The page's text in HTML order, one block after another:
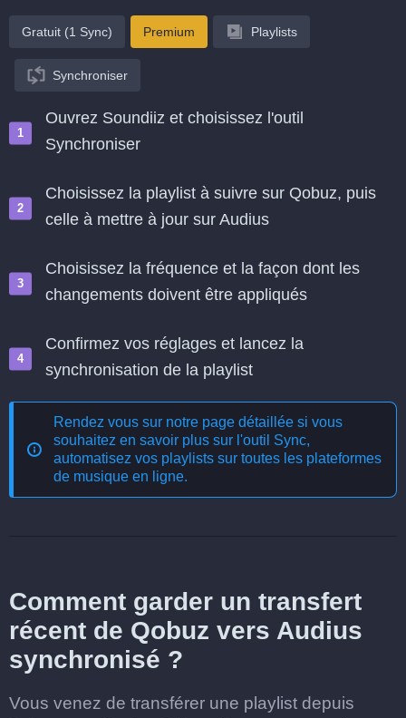
Gratuit (1 Sync) Premium Playlists
Synchroniser
Ouvrez Soundiiz et choisissez l'outil
Synchroniser
Choisissez la playlist à suivre sur Qobuz, puis
celle à mettre à jour sur Audius
Choisissez la fréquence et la façon dont les
changements doivent être appliqués
Confirmez vos réglages et lancez la
synchronisation de la playlist
Rendez vous sur notre page détaillée si vous
souhaitez en savoir plus sur l'outil Sync,
automatisez vos playlists sur toutes les plateformes
de musique en ligne.
Comment garder un transfert
récent de Qobuz vers Audius
synchronisé ?
Vous venez de transférer une playlist depuis